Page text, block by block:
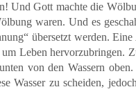
Und Gott machte die
waren. Und es
übersetzt werden.
Leben hervorzubringen.
von den Wassern
Wasser zu scheiden,